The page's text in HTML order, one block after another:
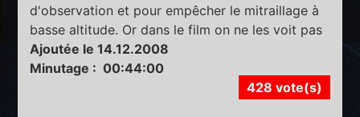
d'observation et pour empêcher le mitraillage à
basse altitude. Or dans le film on ne les voit pas
Ajoutée le 14.12.2008
Minutage : 00:44:00
428 vote(s)